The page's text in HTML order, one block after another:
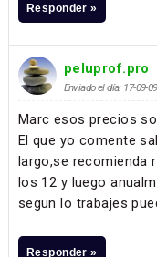
Responder »
peluprof.pro
Enviado el día: 17-09-
Marc esos precios
El que yo comente
largo,se recomienda
los 12 y luego
segun lo trabajes
Responder »